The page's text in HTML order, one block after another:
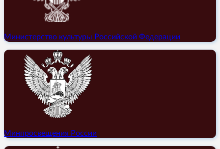
Министерство культуры Российской Федерации
Минпросвещения России